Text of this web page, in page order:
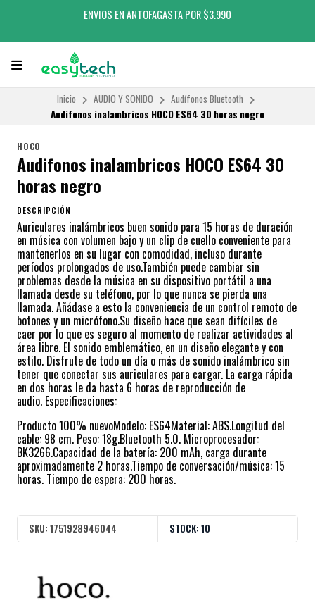
ENVIOS EN ANTOFAGASTA POR $3.990
Inicio AUDIO Y SONIDO
Audífonos Bluetooth
Audifonos inalambricos HOCO ES64 30 horas negro
HOCO
Audifonos inalambricos HOCO ES64 30
horas negro
DESCRIPCIÓN
Auriculares inalámbricos buen sonido para 15 horas de duración
en música con volumen bajo y un clip de cuello conveniente para
mantenerlos en su lugar con comodidad, incluso durante
períodos prolongados de uso.También puede cambiar sin
problemas desde la música en su dispositivo portátil a una
llamada desde su teléfono, por lo que nunca se pierda una
llamada. Añádase a esto la conveniencia de un control remoto de
botones y un micrófono.Su diseño hace que sean difíciles de
caer por lo que es seguro al momento de realizar actividades al
área libre. El sonido emblemático, en un diseño elegante y con
estilo. Disfrute de todo un día o más de sonido inalámbrico sin
tener que conectar sus auriculares para cargar. La carga rápida
en dos horas le da hasta 6 horas de reproducción de
audio. Especificaciones:
Producto 100% nuevoModelo: ES64Material: ABS.Longitud del
cable: 98 cm. Peso: 18g.Bluetooth 5.0. Microprocesador:
BK3266.Capacidad de la batería: 200 mAh, carga durante
aproximadamente 2 horas.Tiempo de conversación/música: 15
horas. Tiempo de espera: 200 horas.
SKU: 1751928946044 STOCK: 10